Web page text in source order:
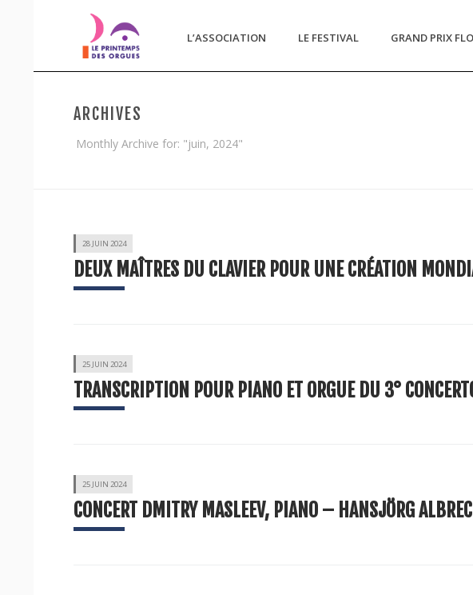
L’ASSOCIATION LE FESTIVAL GRAND PRIX
ARCHIVES
Monthly Archive for: "juin, 2024"
28 JUIN 2024
DEUX MAÎTRES DU CLAVIER POUR UNE CRÉATION
25 JUIN 2024
TRANSCRIPTION POUR PIANO ET ORGUE DU 3°
25 JUIN 2024
CONCERT DMITRY MASLEEV, PIANO – HANSJÖRG